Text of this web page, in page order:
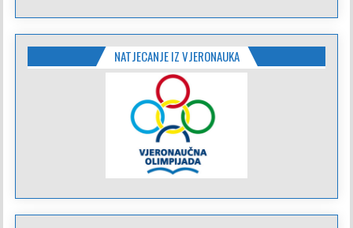
NATJECANJE IZ VJERONAUKA